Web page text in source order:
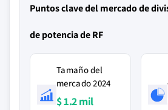
Puntos clave del mercado de
de potencia de RF
Tamaño del
mercado 2024
$ 1.2 mil